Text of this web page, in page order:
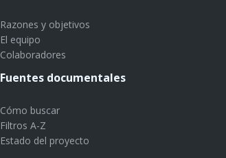
Razones y objetivos
El equipo
Colaboradores
Fuentes documentales
Cómo buscar
Filtros A-Z
Estado del proyecto